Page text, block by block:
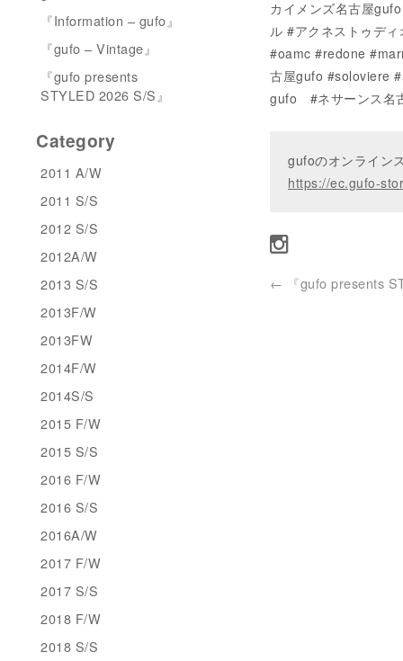
カイメンズ名古屋
ル #アクネストゥデ
#oamc #redone
古屋gufo #soloviere
gufo #ネサーンス名
gufoのオンライン
https://ec.gufo-
← 『gufo presents
『Information – gufo』
『gufo – Vintage』
『gufo presents
STYLED 2026 S/S』
Category
2011 A/W
2011 S/S
2012 S/S
2012A/W
2013 S/S
2013F/W
2013FW
2014F/W
2014S/S
2015 F/W
2015 S/S
2016 F/W
2016 S/S
2016A/W
2017 F/W
2017 S/S
2018 F/W
2018 S/S